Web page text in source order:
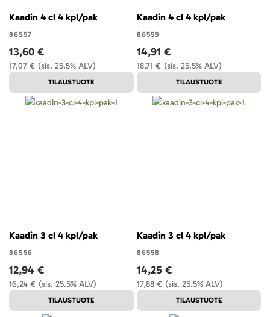
Kaadin 4 cl 4 kpl/pak
86557
(sis. 25.5% ALV)
17,07 €
13,60 €
TILAUSTUOTE
Kaadin 4 cl 4 kpl/pak
86559
(sis. 25.5% ALV)
18,71 €
14,91 €
TILAUSTUOTE
Kaadin 3 cl 4 kpl/pak
86556
(sis. 25.5% ALV)
16,24 €
12,94 €
TILAUSTUOTE
Kaadin 3 cl 4 kpl/pak
86558
(sis. 25.5% ALV)
17,88 €
14,25 €
TILAUSTUOTE